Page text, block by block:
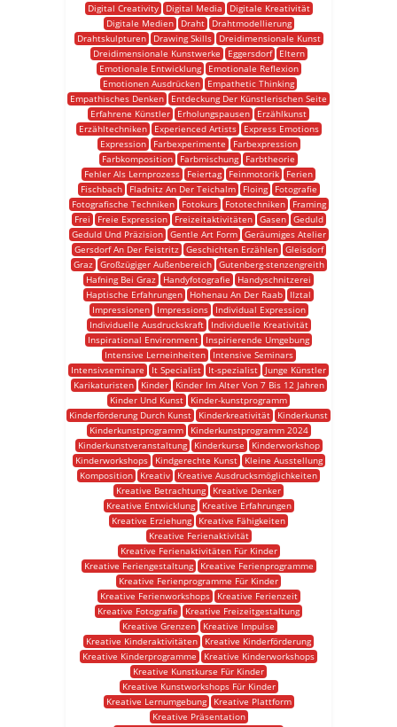
Digital Creativity
Digital Media
Digitale Kreativität
Digitale Medien
Draht
Drahtmodellierung
Drahtskulpturen
Drawing Skills
Dreidimensionale Kunst
Dreidimensionale Kunstwerke
Eggersdorf
Eltern
Emotionale Entwicklung
Emotionale Reflexion
Emotionen Ausdrücken
Empathetic Thinking
Empathisches Denken
Entdeckung Der Künstlerischen Seite
Erfahrene Künstler
Erholungspausen
Erzählkunst
Erzähltechniken
Experienced Artists
Express Emotions
Expression
Farbexperimente
Farbexpression
Farbkomposition
Farbmischung
Farbtheorie
Fehler Als Lernprozess
Feiertag Feinmotorik
Ferien
Fischbach
Fladnitz An Der Teichalm Floing
Fotografie
Fotografische Techniken
Fotokurs Fototechniken
Framing
Frei
Freie Expression Freizeitaktivitäten Gasen
Geduld
Geduld Und Präzision
Gentle Art Form
Geräumiges Atelier
Gersdorf An Der Feistritz
Geschichten Erzählen
Gleisdorf
Graz
Großzügiger Außenbereich
Gutenberg-stenzengreith
Hafning Bei Graz
Handyfotografie
Handyschnitzerei
Haptische Erfahrungen
Hohenau An Der Raab
Ilztal
Impressionen
Impressions
Individual Expression
Individuelle Ausdruckskraft
Individuelle Kreativität
Inspirational Environment
Inspirierende Umgebung
Intensive Lerneinheiten
Intensive Seminars
Intensivseminare
It Specialist It-spezialist
Junge Künstler
Karikaturisten
Kinder
Kinder Im Alter Von 7 Bis 12 Jahren
Kinder Und Kunst
Kinder-kunstprogramm
Kinderförderung Durch Kunst
Kinderkreativität
Kinderkunst
Kinderkunstprogramm
Kinderkunstprogramm 2024
Kinderkunstveranstaltung
Kinderkurse
Kinderworkshop
Kinderworkshops
Kindgerechte Kunst
Kleine Ausstellung
Komposition
Kreativ
Kreative Ausdrucksmöglichkeiten
Kreative Betrachtung
Kreative Denker
Kreative Entwicklung
Kreative Erfahrungen
Kreative Erziehung
Kreative Fähigkeiten
Kreative Ferienaktivität
Kreative Ferienaktivitäten Für Kinder
Kreative Feriengestaltung
Kreative Ferienprogramme
Kreative Ferienprogramme Für Kinder
Kreative Ferienworkshops
Kreative Ferienzeit
Kreative Fotografie
Kreative Freizeitgestaltung
Kreative Grenzen
Kreative Impulse
Kreative Kinderaktivitäten
Kreative Kinderförderung
Kreative Kinderprogramme
Kreative Kinderworkshops
Kreative Kunstkurse Für Kinder
Kreative Kunstworkshops Für Kinder
Kreative Lernumgebung
Kreative Plattform
Kreative Präsentation